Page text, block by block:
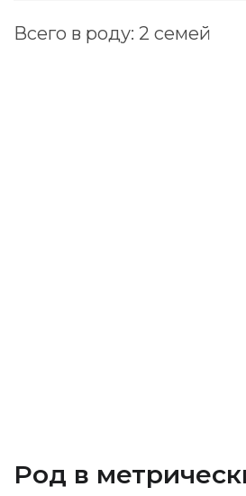
Всего в роду: 2 семей
Род в